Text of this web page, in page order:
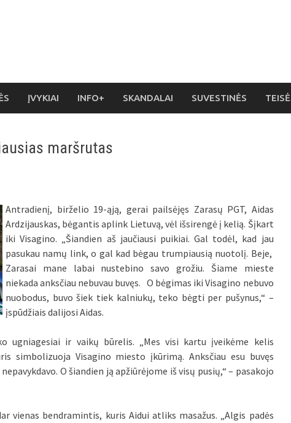
ĮVYKIAI INFO+ SKANDALAI SUVESTINĖS TEISĖ
maršrutas
Antradienį, birželio 19-ąją, gerai pailsėjęs Zarasų PGT, Aidas
Ardzijauskas, bėgantis aplink Lietuvą, vėl išsirengė į kelią. Šįkart
iki Visagino. „Šiandien aš jaučiausi puikiai. Gal todėl, kad jau
pasukau namų link, o gal kad bėgau trumpiausią nuotolį. Beje,
Zarasai mane labai nustebino savo grožiu. Šiame mieste
niekada anksčiau nebuvau buvęs. O bėgimas iki Visagino nebuvo
nuobodus, buvo šiek tiek kalniukų, teko bėgti per pušynus,“ –
įspūdžiais dalijosi Aidas.
ugniagesiai ir vaikų būrelis. „Mes visi kartu įveikėme kelis
simbolizuoja Visagino miesto įkūrimą. Anksčiau esu buvęs
O šiandien ją apžiūrėjome iš visų pusių,“ – pasakojo
vienas bendramintis, kuris Aidui atliks masažus. „Algis padės